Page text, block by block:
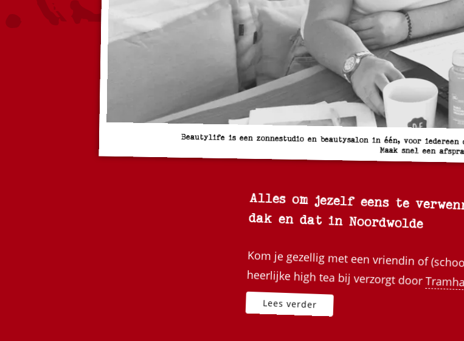
Beautylife is een zonnestudio en beautysalon in één, voor
Maak snel een
Alles om jezelf eens te
dak en dat in Noordwolde
Kom je gezellig met een vriendin of
heerlijke high tea bij verzorgt door